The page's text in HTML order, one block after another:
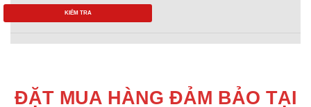
KIỂM TRA
ĐẶT MUA HÀNG ĐẢM BẢO TẠI